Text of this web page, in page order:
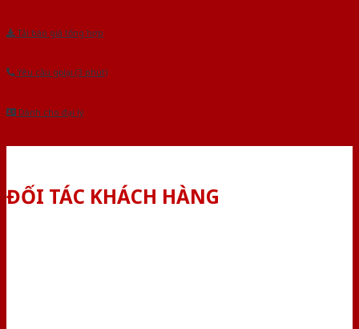
Tải báo giá tổng hợp
Yêu cầu gọi lại (3 phút)
Dành cho đại lý
ĐỐI TÁC KHÁCH HÀNG